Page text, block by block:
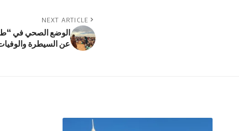
NEXT ARTICLE
الوضع الصحي في
عن السيطرة